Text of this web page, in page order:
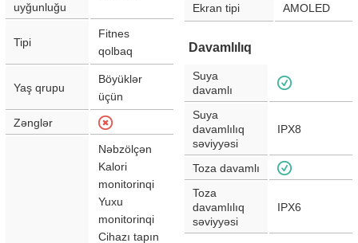
uyğunluğu
Tipi
Fitnes
qolbaq
Yaş qrupu
Böyüklər
üçün
Zənglər
Nəbzölçən
Kalori
monitorinqi
Yuxu
monitorinqi
Cihazı tapın
Ekran tipi AMOLED
Davamlılıq
Suya
davamlı
Suya
davamlılıq
səviyyəsi
IPX8
Toza davamlı
Toza
davamlılıq
səviyyəsi
IPX6